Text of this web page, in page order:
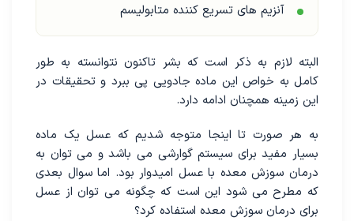
آنزیم های تسریع کننده متابولیسم
البته لازم به ذکر است که بشر تاکنون نتوانسته به طور
کامل به خواص این ماده جادویی پی ببرد و تحقیقات در
این زمینه همچنان ادامه دارد.
به هر صورت تا اینجا متوجه شدیم که عسل یک ماده
بسیار مفید برای سیستم گوارشی می باشد و می توان به
درمان سوزش معده با عسل امیدوار بود. اما سوال بعدی
که مطرح می شود این است که چگونه می توان از عسل
برای درمان سوزش معده استفاده کرد؟